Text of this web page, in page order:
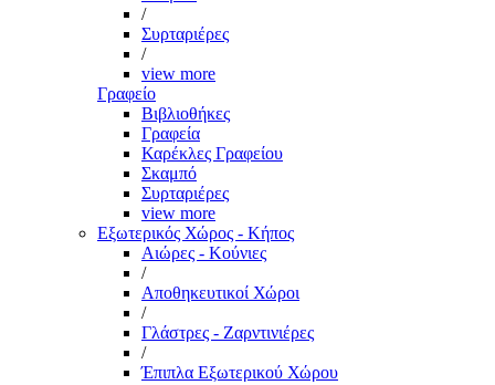
/
Συρταριέρες
/
view more
Γραφείο
Βιβλιοθήκες
Γραφεία
Καρέκλες Γραφείου
Σκαμπό
Συρταριέρες
view more
Εξωτερικός Χώρος - Κήπος
Αιώρες - Κούνιες
/
Αποθηκευτικοί Χώροι
/
Γλάστρες - Ζαρντινιέρες
/
Έπιπλα Εξωτερικού Χώρου